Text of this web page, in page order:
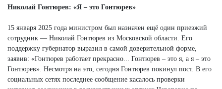
Николай Гонтюрев: «Я – это Гонтюрев»
15 января 2025 года министром был назначен ещё один приезжий
сотрудник — Николай Гонтюрев из Московской области. Его
поддержку губернатор выразил в самой доверительной форме,
заявив: «Гонтюрев работает прекрасно... Гонтюрев – это я, а я – это
Гонтюрев». Несмотря на это, сегодня Гонтюрев покинул пост. В его
социальных сетях последнее сообщение касалось проверки